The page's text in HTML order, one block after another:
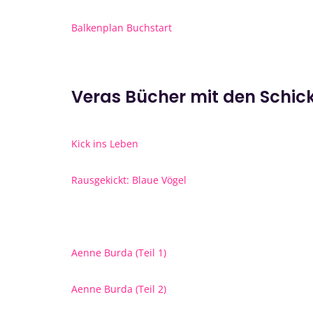
Balkenplan Buchstart
Veras Bücher mit den
Kick ins Leben
Rausgekickt: Blaue Vögel
Aenne Burda (Teil 1)
Aenne Burda (Teil 2)